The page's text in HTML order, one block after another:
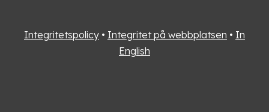
Integritetspolicy • Integritet på webbplatsen • In
English